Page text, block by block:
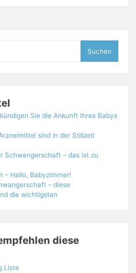
Sie die Ankunft Ihres Babys
sind in der Stillzeit
Schwangerschaft – das ist zu
– Hallo, Babyzimmer!
– diese
die wichtigsten
diese
Liste